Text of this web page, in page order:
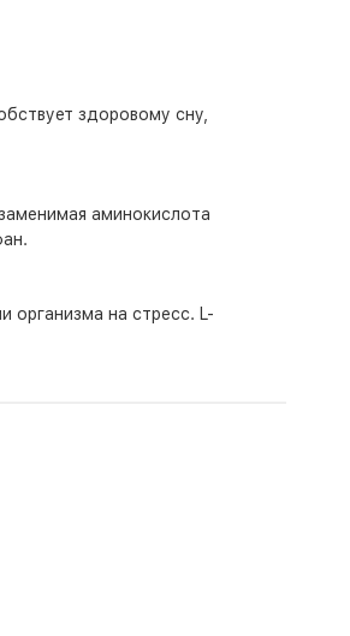
здоровому сну,
аминокислота
организма на стресс. L-